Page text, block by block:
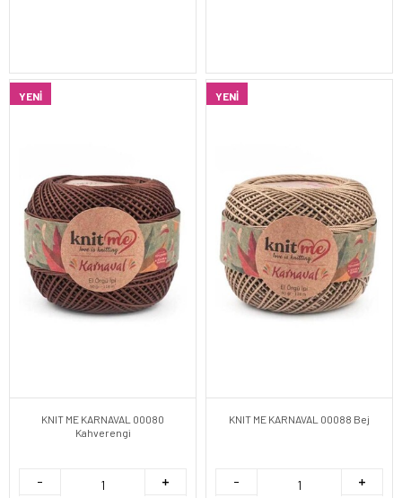
YENI
KNIT ME KARNAVAL 00080
Kahverengi
YENI
KNIT ME KARNAVAL 00088 Bej